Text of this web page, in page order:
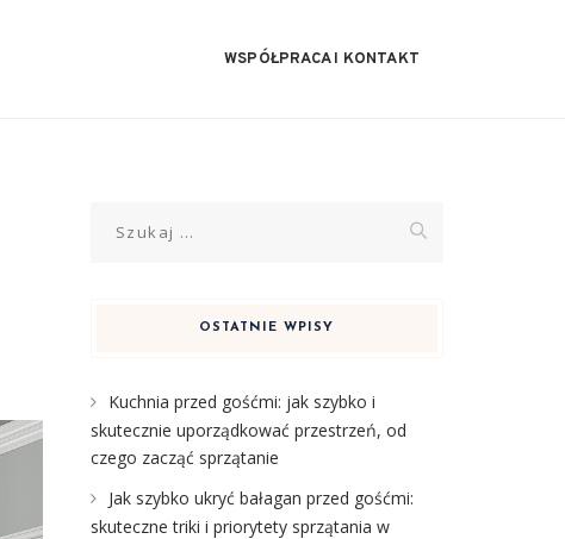
WSPÓŁPRACA I KONTAKT
OSTATNIE WPISY
Kuchnia przed gośćmi: jak szybko i
skutecznie uporządkować przestrzeń, od
czego zacząć sprzątanie
Jak szybko ukryć bałagan przed gośćmi:
skuteczne triki i priorytety sprzątania w